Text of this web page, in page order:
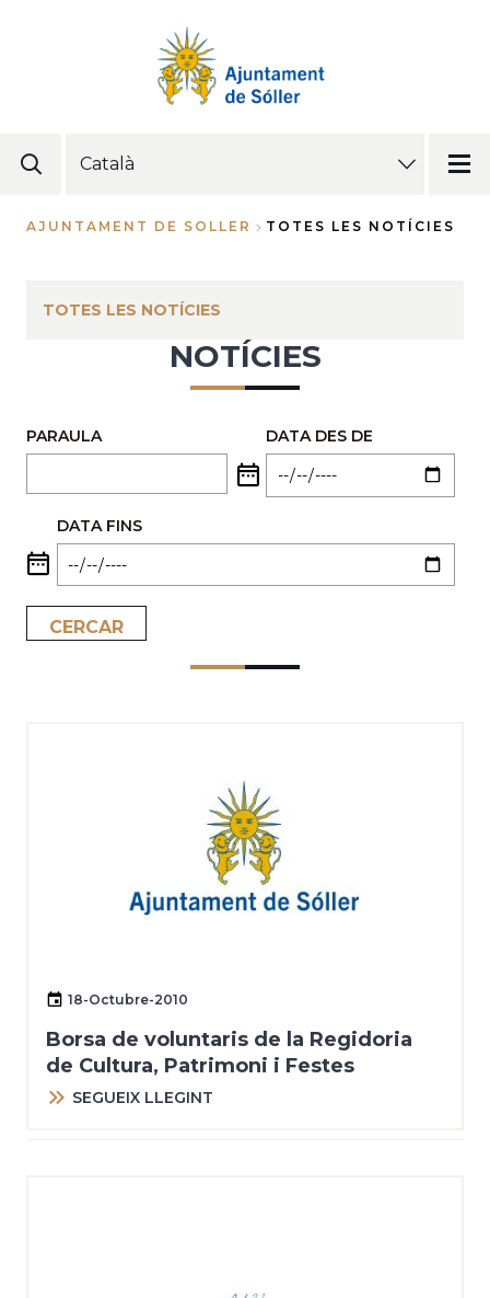
SELECT
YOUR
d'Ariadna
AJUNTAMENT DE SOLLER TOTES LES NOTÍCIES
TOTES LES NOTÍCIES
NOTÍCIES
PARAULA DATA DES DE
DATA FINS
18-Octubre-2010
Borsa de voluntaris de la Regidoria
de Cultura, Patrimoni i Festes
SEGUEIX LLEGINT